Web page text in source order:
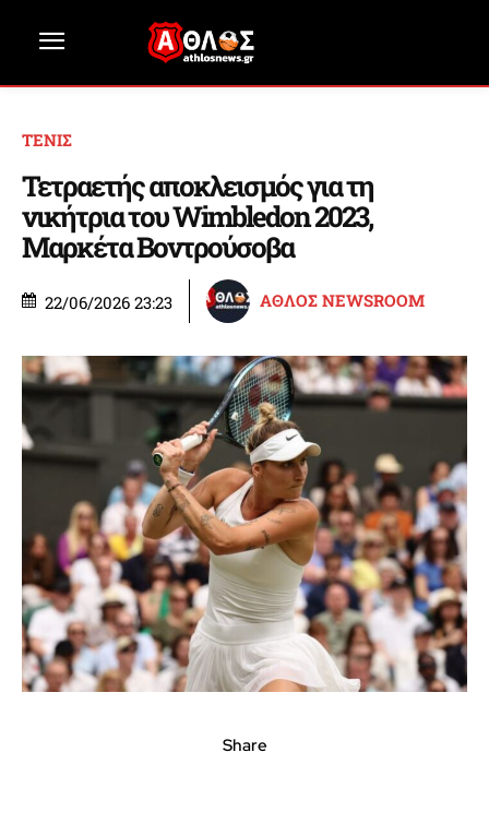
ΤΕΝΙΣ
Τετραετής αποκλεισμός για τη
νικήτρια του Wimbledon 2023,
Μαρκέτα Βοντρούσοβα
22/06/2026 23:23 ΑΘΛΟΣ NEWSROOM
Share